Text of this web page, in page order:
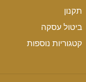
תקנון
ביטול עסקה
קטגוריות נוספות